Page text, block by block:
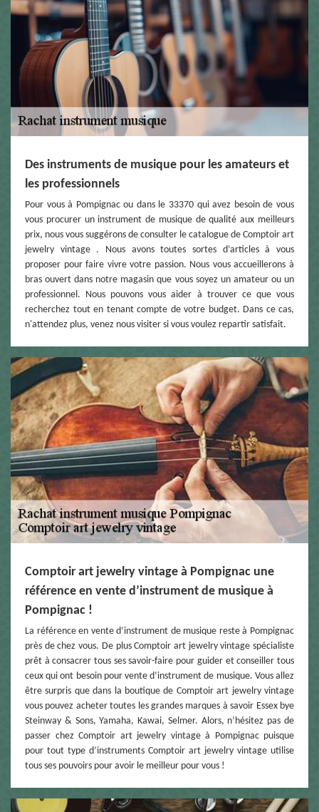
Des instruments de musique pour les amateurs et
les professionnels
Pour vous à Pompignac ou dans le 33370 qui avez besoin de vous
vous procurer un instrument de musique de qualité aux meilleurs
prix, nous vous suggérons de consulter le catalogue de Comptoir art
jewelry vintage . Nous avons toutes sortes d’articles à vous
proposer pour faire vivre votre passion. Nous vous accueillerons à
bras ouvert dans notre magasin que vous soyez un amateur ou un
professionnel. Nous pouvons vous aider à trouver ce que vous
recherchez tout en tenant compte de votre budget. Dans ce cas,
n'attendez plus, venez nous visiter si vous voulez repartir satisfait.
Comptoir art jewelry vintage à Pompignac une
référence en vente d’instrument de musique à
Pompignac !
La référence en vente d’instrument de musique reste à Pompignac
près de chez vous. De plus Comptoir art jewelry vintage spécialiste
prêt à consacrer tous ses savoir-faire pour guider et conseiller tous
ceux qui ont besoin pour vente d’instrument de musique. Vous allez
être surpris que dans la boutique de Comptoir art jewelry vintage
vous pouvez acheter toutes les grandes marques à savoir Essex bye
Steinway & Sons, Yamaha, Kawai, Selmer. Alors, n’hésitez pas de
passer chez Comptoir art jewelry vintage à Pompignac puisque
pour tout type d’instruments Comptoir art jewelry vintage utilise
tous ses pouvoirs pour avoir le meilleur pour vous !